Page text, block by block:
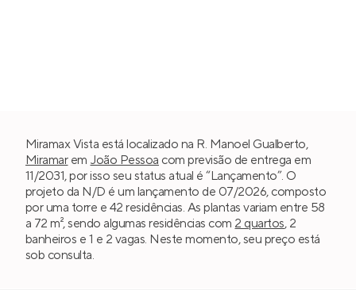
Miramax Vista está localizado na R. Manoel Gualberto,
Miramarem João Pessoa com previsão de entrega em
11/2031, por isso seu status atual é “Lançamento”. O
projeto da N/D é um lançamento de 07/2026, composto
por uma torre e 42 residências. As plantas variam entre 58
a 72 m², sendo algumas residências com 2 quartos, 2
banheiros e 1 e 2 vagas. Neste momento, seu preço está
sob consulta.